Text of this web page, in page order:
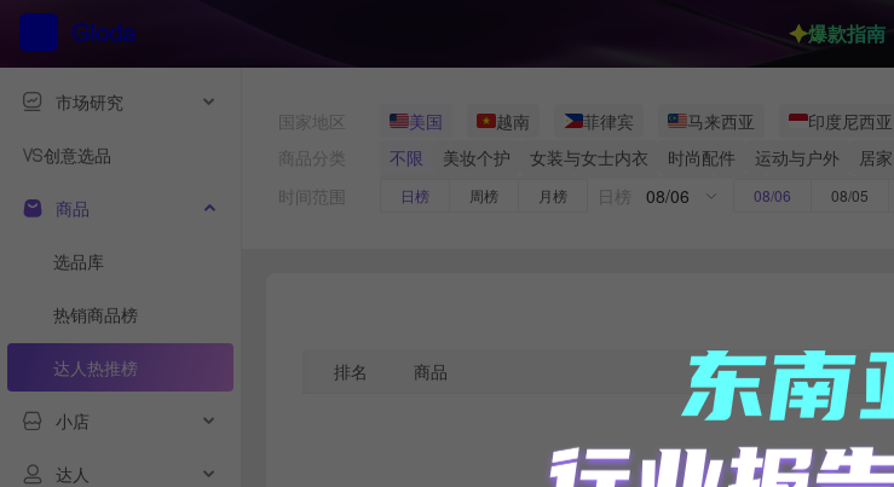
爆款指南
市场研究
创意选品
商品
选品库
热销商品榜
达人热推榜
小店
达人
国家地区 美国 越南 菲律宾 马来西亚 印度尼西亚
商品分类
不限 美妆个护 女装与女士内衣 时尚配件 运动与户外 居
食品饮料
家电 家具 家装建材 箱包 鞋靴 电脑办公 宠
时间范围 日榜 周榜 月榜 日榜 08/06 08/06 08/05
排名 商品